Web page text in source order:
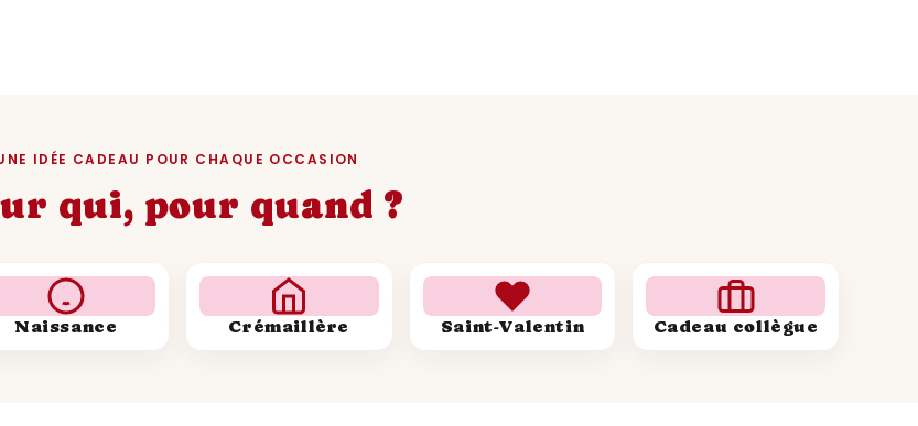
être sûr que le résultat sera à la hauteur de vos attentes.
de naissance de 1993
IDÉE CADEAU POUR CHAQUE OCCASION
qui, pour quand ?
Naissance Crémaillère Saint-Valentin Cadeau collègue